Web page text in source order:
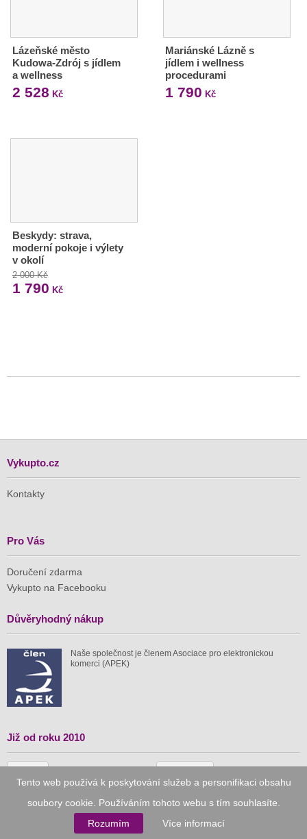
Tento web používá k poskytování služeb a personifikaci obsahu
soubory cookie. Používáním tohoto webu s tím souhlasíte.
Rozumím
Více informací
Lázeňské město
Kudowa-Zdrój s jídlem
a wellness
2 528 Kč
Mariánské Lázně s
jídlem i wellness
procedurami
1 790 Kč
Beskydy: strava,
moderní pokoje i výlety
v okolí
2 000 Kč
1 790 Kč
Vykupto.cz
Kontakty
Pro Vás
Doručení zdarma
Vykupto na Facebooku
Důvěryhodný nákup
Naše společnost je členem Asociace pro elektronickou
komerci (APEK)
Již od roku 2010
© 2010–2026Vykupto.cz